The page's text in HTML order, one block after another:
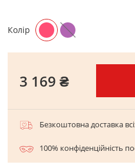
Колір
3 169 ₴
Безкоштовна доставка
100% конфіденційність